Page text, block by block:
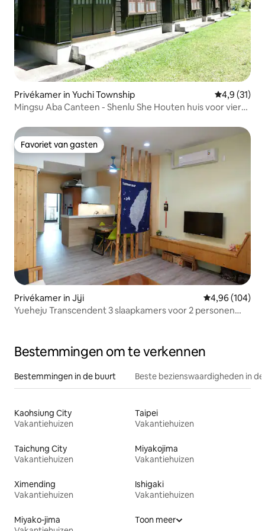
Privékamer in Yuchi Township
4,9 (31)
Mingsu Aba Canteen - Shenlu She Houten huis voor vier
Favoriet van gasten
Favoriet van gasten
Privékamer in Jiji Gemiddelde
4,96 (104)
Yueheju Transcendent 3 slaapkamers voor 2 personen
Bestemmingen om te verkennen
Bestemmingen in de buurt Beste bezienswaardigheden in
Kaohsiung City
Vakantiehuizen
Taipei
Vakantiehuizen
Taichung City
Vakantiehuizen
Miyakojima
Vakantiehuizen
Ximending
Vakantiehuizen
Ishigaki
Vakantiehuizen
Miyako-jima
Toon meer